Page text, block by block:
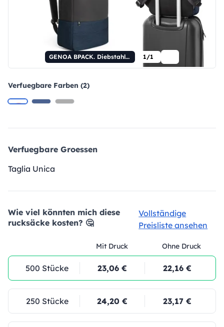
GENOA BPACK. Diebstahlsicherer Rucksack aus hochdichtem 600D-Recycling-Polyester. 1/1
Verfuegbare Farben (2)
Verfuegbare Groessen
Taglia Unica
Wie viel könnten mich diese
rucksäcke kosten? 🤔
Vollständige
Preisliste ansehen
Mit Druck Ohne Druck
500 Stücke 23,06 € 22,16 €
250 Stücke 24,20 € 23,17 €